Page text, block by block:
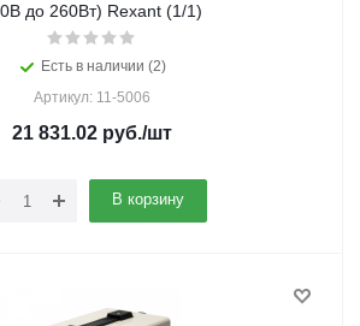
до 260Вт) Rexant (1/1)
Есть в наличии (2)
Артикул: 11-5006
21 831.02руб./шт
В корзину